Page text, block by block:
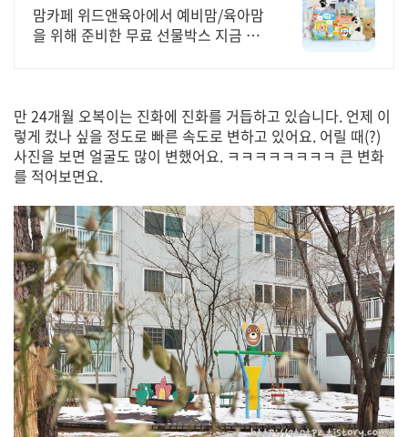
명 추첨
맘카페 위드앤육아에서 예비맘/육아맘
을 위해 준비한 무료 선물박스 지금 신
만 24개월 오복이는 진화에 진화를 거듭하고 있습니다. 언제 이
렇게 컸나 싶을 정도로 빠른 속도로 변하고 있어요. 어릴 때(?)
사진을 보면 얼굴도 많이 변했어요. ㅋㅋㅋㅋㅋㅋㅋㅋ 큰 변화
를 적어보면요.